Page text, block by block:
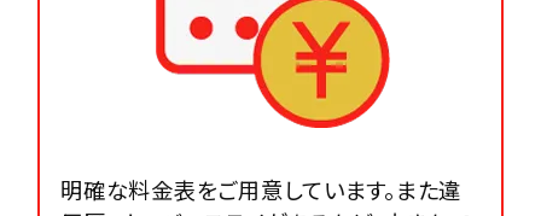
明確な料金表をご用意しています。また違